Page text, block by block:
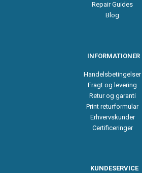
Repair Guides
Blog
INFORMATIONER
Handelsbetingelser
Fragt og levering
Retur og garanti
Print returformular
Erhvervskunder
Certificeringer
KUNDESERVICE